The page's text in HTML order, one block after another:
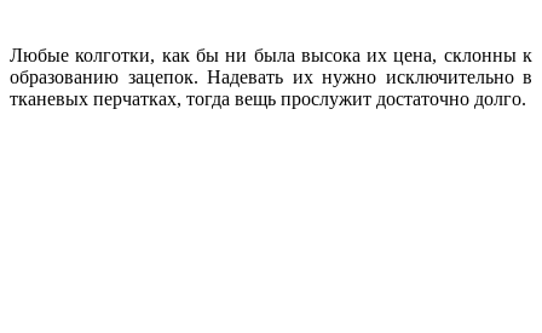
Любые колготки, как бы ни была высока их цена, склонны к
образованию зацепок. Надевать их нужно исключительно в
тканевых перчатках, тогда вещь прослужит достаточно долго.